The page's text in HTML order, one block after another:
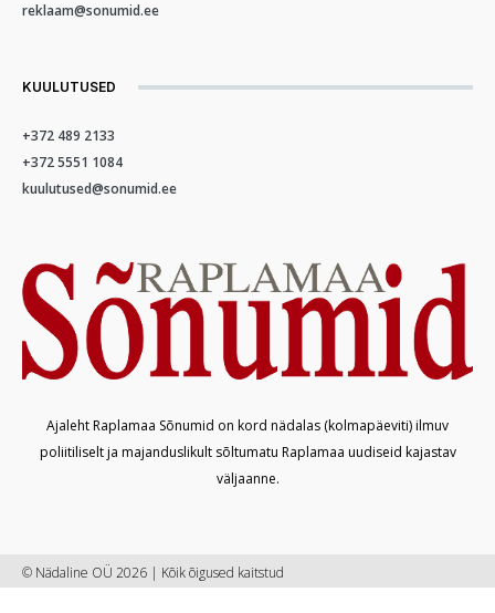
reklaam@sonumid.ee
KUULUTUSED
+372 489 2133
+372 5551 1084
kuulutused@sonumid.ee
Ajaleht Raplamaa Sõnumid on kord nädalas (kolmapäeviti) ilmuv
poliitiliselt ja majanduslikult sõltumatu Raplamaa uudiseid kajastav
väljaanne.
© Nädaline OÜ 2026 | Kõik õigused kaitstud